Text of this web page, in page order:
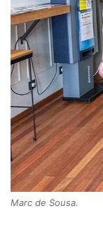
Marc de Sousa.